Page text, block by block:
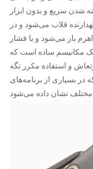
شدن سریع و بدون ابزار
قلاب می‌شود و در
باز می‌شود و با فشار
یک مکانیسم ساده است که
و استفاده مکرر نگه
در بسیاری از برنامه‌های